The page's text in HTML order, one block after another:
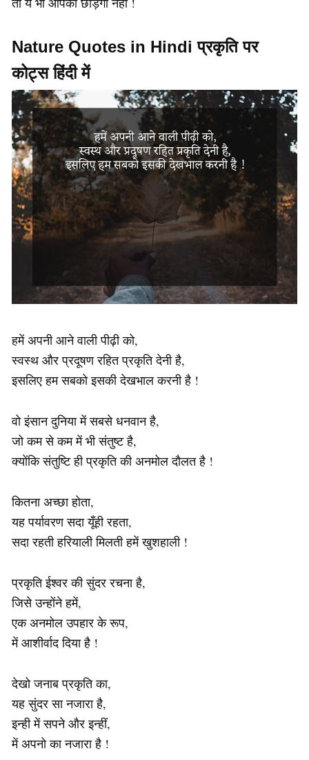
Nature Quotes in Hindi प्रकृति पर
कोट्स हिंदी में
हमें अपनी आने वाली पीढ़ी को,
स्वस्थ और प्रदूषण रहित प्रकृति देनी है,
इसलिए हम सबको इसकी देखभाल करनी है !
वो इंसान दुनिया में सबसे धनवान है,
जो कम से कम में भी संतुष्ट है,
क्योंकि संतुष्टि ही प्रकृति की अनमोल दौलत है !
कितना अच्छा होता,
यह पर्यावरण सदा यूँही रहता,
सदा रहती हरियाली मिलती हमें खुशहाली !
प्रकृति ईश्वर की सुंदर रचना है,
जिसे उन्होंने हमें,
एक अनमोल उपहार के रूप,
में आशीर्वाद दिया है !
देखो जनाब प्रकृति का,
यह सुंदर सा नजारा है,
इन्ही में सपने और इन्हीं,
में अपनो का नजारा है !